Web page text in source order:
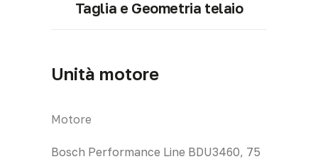
Taglia e Geometria telaio
Unità motore
Motore
Bosch Performance Line BDU3460, 75